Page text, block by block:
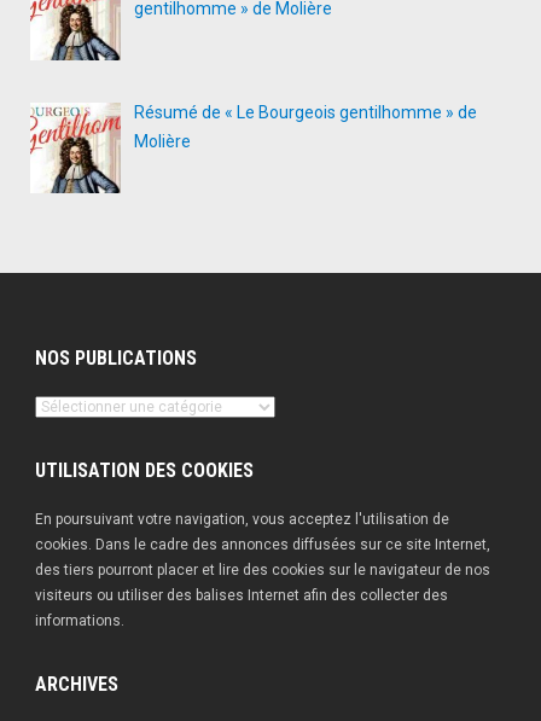
gentilhomme » de Molière
Résumé de « Le Bourgeois gentilhomme » de
Molière
NOS PUBLICATIONS
Nos
UTILISATION DES COOKIES
En poursuivant votre navigation, vous acceptez l'utilisation de
cookies. Dans le cadre des annonces diffusées sur ce site Internet,
des tiers pourront placer et lire des cookies sur le navigateur de nos
visiteurs ou utiliser des balises Internet afin des collecter des
informations.
ARCHIVES